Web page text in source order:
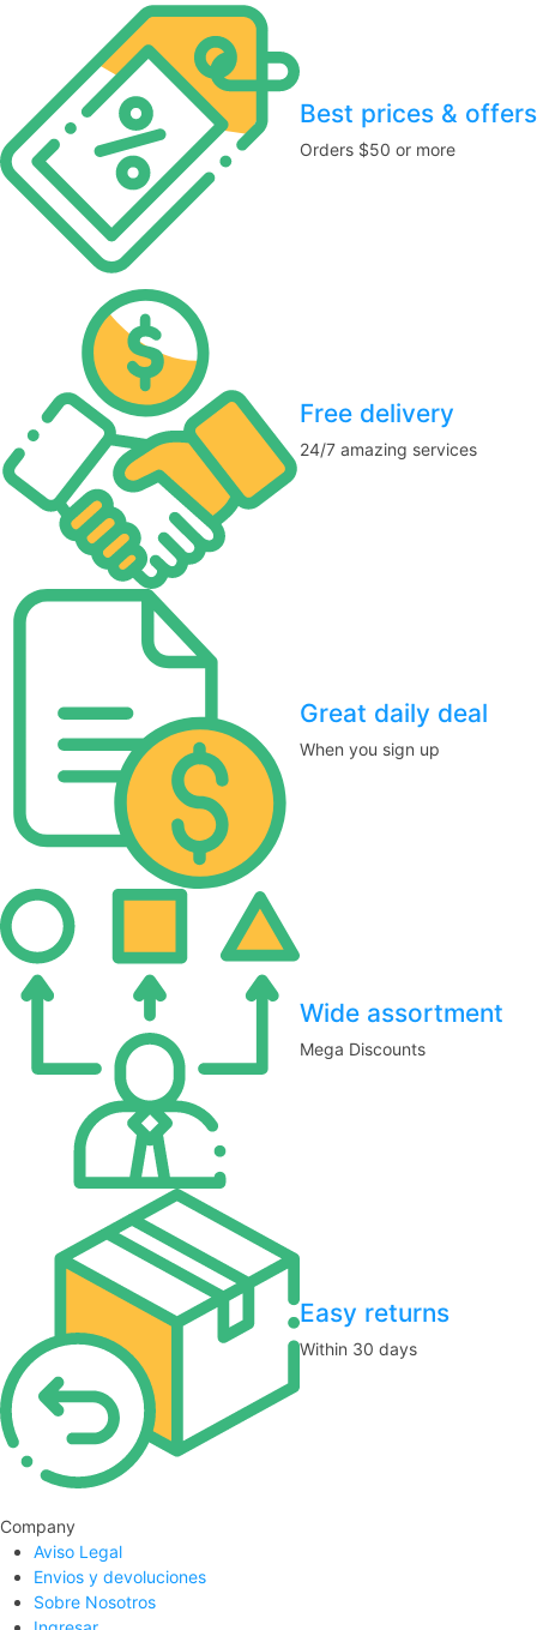
Best prices & offers
Orders $50 or more
Free delivery
24/7 amazing services
Great daily deal
When you sign up
Wide assortment
Mega Discounts
Easy returns
Within 30 days
Company
Aviso Legal
Envios y devoluciones
Sobre Nosotros